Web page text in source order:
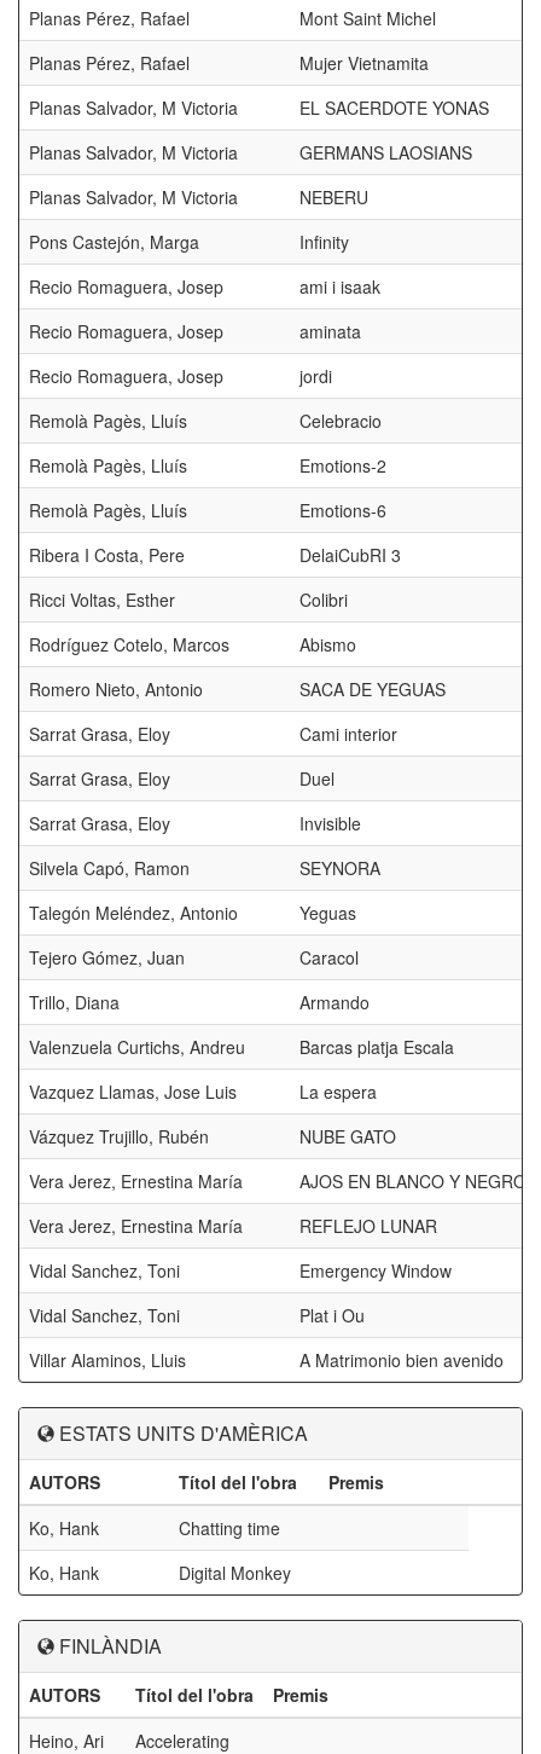
Planas Pérez, Rafael
Mont Saint Michel
Planas Pérez, Rafael
Mujer Vietnamita
Planas Salvador, M Victoria
EL SACERDOTE YONAS
Planas Salvador, M Victoria
GERMANS LAOSIANS
Planas Salvador, M Victoria
NEBERU
Pons Castejón, Marga
Infinity
Recio Romaguera, Josep
ami i isaak
Recio Romaguera, Josep
aminata
Recio Romaguera, Josep
jordi
Remolà Pagès, Lluís
Celebracio
Remolà Pagès, Lluís
Emotions-2
Remolà Pagès, Lluís
Emotions-6
Ribera I Costa, Pere
DelaiCubRI 3
Ricci Voltas, Esther
Colibri
Rodríguez Cotelo, Marcos
Abismo
Romero Nieto, Antonio
SACA DE YEGUAS
Sarrat Grasa, Eloy
Cami interior
Sarrat Grasa, Eloy
Duel
Sarrat Grasa, Eloy
Invisible
Silvela Capó, Ramon
SEYNORA
Talegón Meléndez, Antonio
Yeguas
Tejero Gómez, Juan
Caracol
Trillo, Diana
Armando
Valenzuela Curtichs, Andreu
Barcas platja Escala
Vazquez Llamas, Jose Luis
La espera
Vázquez Trujillo, Rubén
NUBE GATO
Vera Jerez, Ernestina María
AJOS EN BLANCO Y NEGRO
Vera Jerez, Ernestina María
REFLEJO LUNAR
Vidal Sanchez, Toni
Emergency Window
Vidal Sanchez, Toni
Plat i Ou
Villar Alaminos, Lluis
A Matrimonio bien avenido
ESTATS UNITS D'AMÈRICA
AUTORS Títol del l'obra
Premis
Ko, Hank
Chatting time
Ko, Hank
Digital Monkey
FINLÀNDIA
AUTORS Títol del l'obra
Premis
Heino, Ari
Accelerating